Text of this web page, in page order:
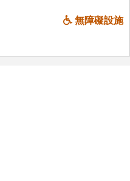
無障礙設施